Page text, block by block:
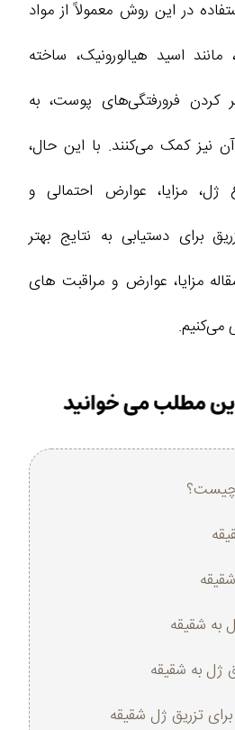
در این روش معمولاً از مواد
اسید هیالورونیک، ساخته
کردن فرورفتگی‌های پوست، به
نیز کمک می‌کنند. با این حال،
ژل، مزایا، عوارض احتمالی و
برای دستیابی به نتایج بهتر
مزایا، عوارض و مراقبت های
می‌کنیم.
چیست؟
به شقیقه
ژل به شقیقه
تزریق ژل شقیقه